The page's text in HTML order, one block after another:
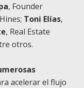
, Founder
Toni Elías,
, Real Estate
otros.
acelerar el flujo